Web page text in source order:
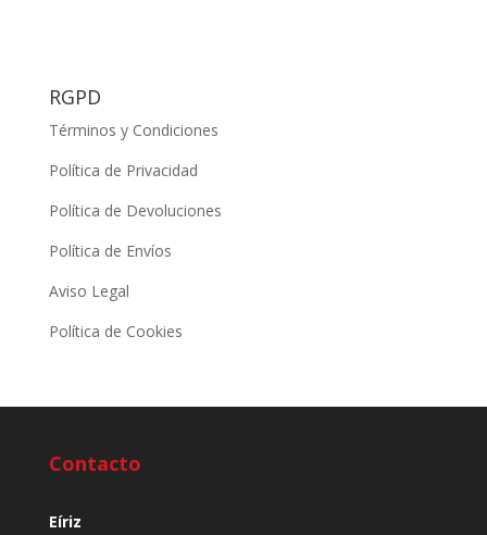
RGPD
Términos y Condiciones
Política de Privacidad
Política de Devoluciones
Política de Envíos
Aviso Legal
Política de Cookies
Contacto
Eíriz